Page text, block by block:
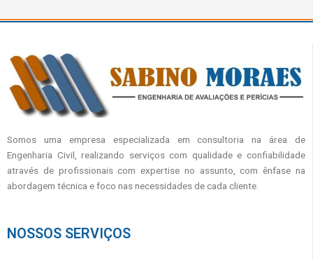
Somos uma empresa especializada em consultoria na área de
Engenharia Civil, realizando serviços com qualidade e confiabilidade
através de profissionais com expertise no assunto, com ênfase na
abordagem técnica e foco nas necessidades de cada cliente.
NOSSOS SERVIÇOS